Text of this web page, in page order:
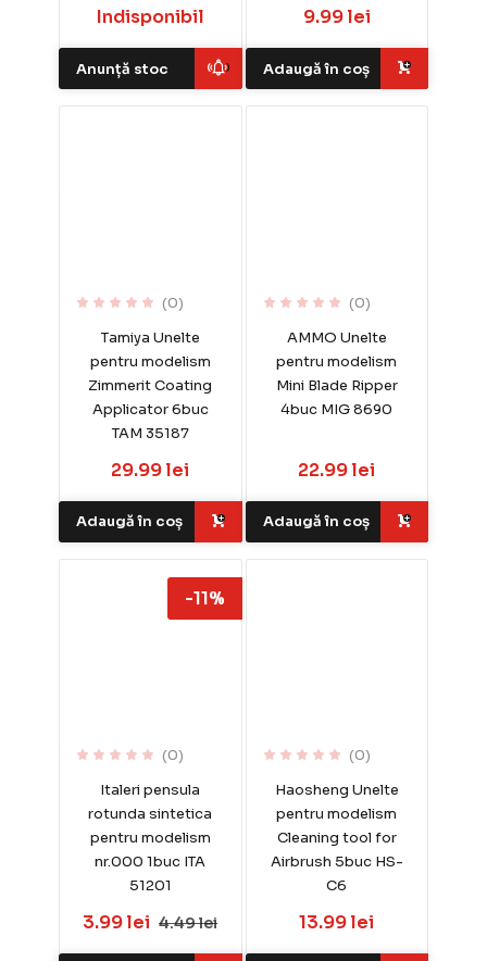
Indisponibil
Anunță stoc
9.99 lei
Adaugă în coș
(0)
Tamiya Unelte
pentru modelism
Zimmerit Coating
Applicator 6buc
TAM 35187
29.99 lei
Adaugă în coș
(0)
AMMO Unelte
pentru modelism
Mini Blade Ripper
4buc MIG 8690
22.99 lei
Adaugă în coș
(0)
Italeri pensula
rotunda sintetica
pentru modelism
nr.000 1buc ITA
51201
3.99 lei 4.49 lei
-11%
(0)
Haosheng Unelte
pentru modelism
Cleaning tool for
Airbrush 5buc HS-
C6
13.99 lei